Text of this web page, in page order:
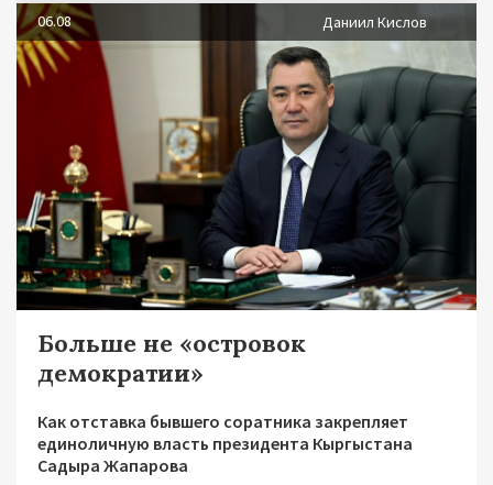
06.08 Даниил Кислов
Больше не «островок
демократии»
Как отставка бывшего соратника закрепляет
единоличную власть президента Кыргыстана
Садыра Жапарова